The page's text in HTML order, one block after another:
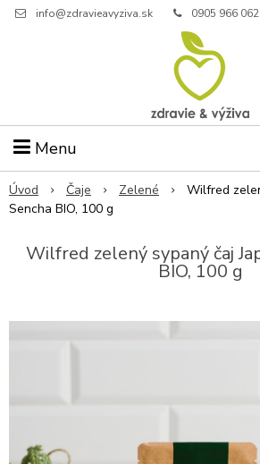
info@zdravieavyziva.sk 0905 966 062
Menu
Úvod Čaje Zelené
Wilfred
Sencha BIO, 100 g
Wilfred zelený sypaný čaj
BIO, 100 g